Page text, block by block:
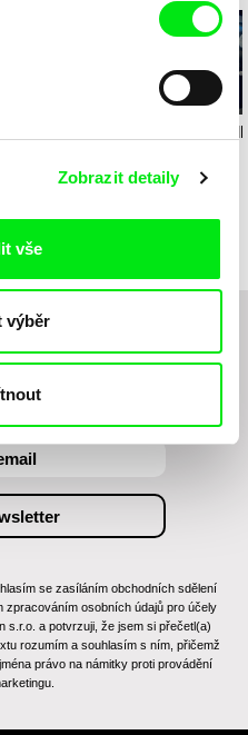
Zobrazit detaily
vše
výběr
Andrea
o novinkách v
se zasíláním obchodních sdělení
osobních údajů pro účely
s.r.o. a potvrzuji, že jsem si přečetl(a)
rozumím a souhlasím s ním, přičemž
právo na námitky proti provádění